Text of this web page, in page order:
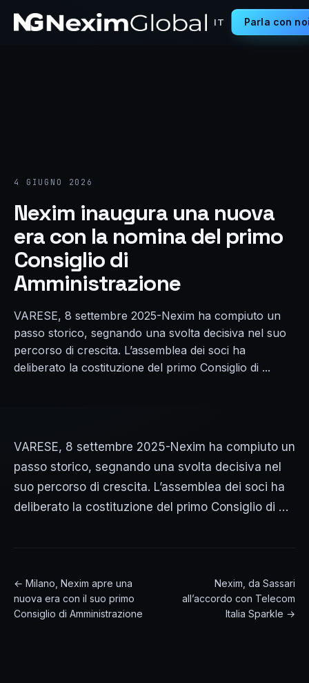
IT Parla con
4 GIUGNO 2026
Nexim inaugura una nuova
era con la nomina del primo
Consiglio di
Amministrazione
VARESE, 8 settembre 2025-Nexim ha compiuto un
passo storico, segnando una svolta decisiva nel suo
percorso di crescita. L’assemblea dei soci ha
deliberato la costituzione del primo Consiglio di ...
VARESE, 8 settembre 2025-Nexim ha compiuto un
passo storico, segnando una svolta decisiva nel
suo percorso di crescita. L’assemblea dei soci ha
deliberato la costituzione del primo Consiglio di …
← Milano, Nexim apre una
nuova era con il suo primo
Consiglio di Amministrazione
Nexim, da Sassari
all’accordo con Telecom
Italia Sparkle →